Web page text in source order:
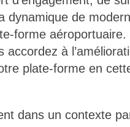
dynamique de
forme
accordez à
plate-forme en
dans un contexte